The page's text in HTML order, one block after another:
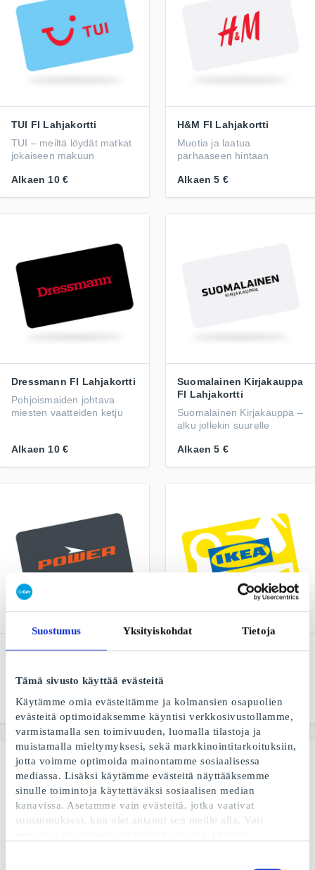
Suostumus Yksityiskohdat Tietoja
Tämä sivusto käyttää evästeitä
Käytämme omia evästeitämme ja kolmansien osapuolien
evästeitä optimoidaksemme käyntisi verkkosivustollamme,
varmistamalla sen toimivuuden, luomalla tilastoja ja
muistamalla mieltymyksesi, sekä markkinointitarkoituksiin,
jotta voimme optimoida mainontamme sosiaalisessa
mediassa. Lisäksi käytämme evästeitä näyttääksemme
sinulle toimintoja käytettäväksi sosiaalisen median
kanavissa. Asetamme vain evästeitä, jotka vaativat
suostumuksesi, kun olet antanut sen meille alla. Voit
TUI FI Lahjakortti
TUI – meiltä löydät matkat
jokaiseen makuun
Alkaen 10 €
H&M FI Lahjakortti
Muotia ja laatua
parhaaseen hintaan
Alkaen 5 €
Dressmann FI Lahjakortti
Pohjoismaiden johtava
miesten vaatteiden ketju
Alkaen 10 €
Suomalainen Kirjakauppa
FI Lahjakortti
Suomalainen Kirjakauppa –
alku jollekin suurelle
Alkaen 5 €
Power FI Lahjakortti
myymälässä
Alkaen 10 €
IKEA FI Lahjakortti
Alkaen 5 €